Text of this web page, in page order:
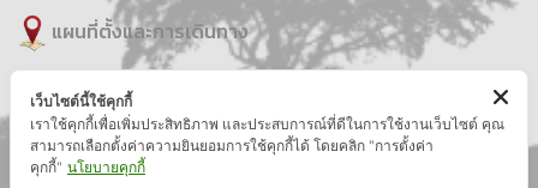
แผนที่ตั้งและการเดินทาง
เว็บไซต์นี้ใช้คุกกี้
เราใช้คุกกี้เพื่อเพิ่มประสิทธิภาพ และประสบการณ์ที่ดีในการใช้งานเว็บไซต์ คุณ
สามารถเลือกตั้งค่าความยินยอมการใช้คุกกี้ได้ โดยคลิก "การตั้งค่า
คุกกี้" นโยบายคุกกี้